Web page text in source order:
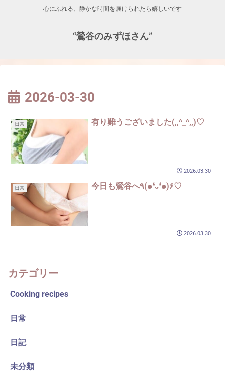
心にふれる、静かな時間を届けられたら嬉しいです
“鶯谷のみずほさん”
2026-03-30
日常 有り難うございました(,,^_^,,)♡
2026.03.30
日常 今日も鶯谷へ٩(๑❛ᴗ❛๑)۶♡
2026.03.30
カテゴリー
Cooking recipes
日常
日記
未分類